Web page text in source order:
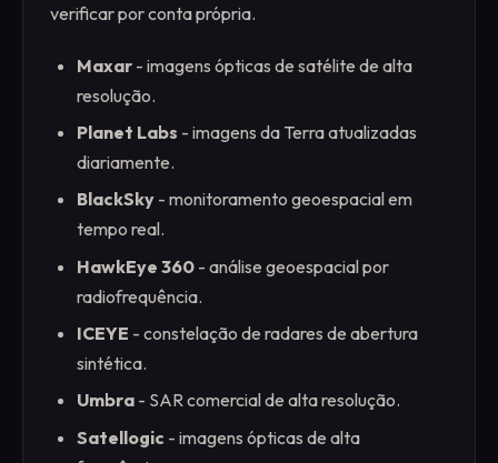
verificar por conta própria.
Maxar - imagens ópticas de satélite de alta
resolução.
Planet Labs - imagens da Terra atualizadas
diariamente.
BlackSky - monitoramento geoespacial em
tempo real.
HawkEye 360 - análise geoespacial por
radiofrequência.
ICEYE - constelação de radares de abertura
sintética.
Umbra - SAR comercial de alta resolução.
Satellogic - imagens ópticas de alta